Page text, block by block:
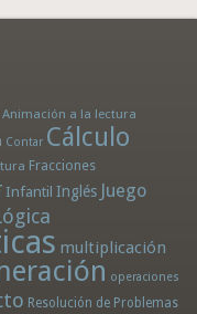
Animación a la lectura
Contar Cálculo
Fracciones
Infantil Inglés Juego
multiplicación
operaciones
Resolución de Problemas